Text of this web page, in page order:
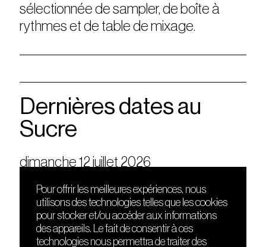
sélectionnée de sampler, de boîte à
rythmes et de table de mixage.
Dernières dates au
Sucre
dimanche 12 juillet 2026
DÉCOUVRIR
Le lieu
Contact
Presse
FRIENDS
Nuits sonores
HEAT
Hôtel71
Pour offrir les meilleures expériences, nous
utilisons des technologies telles que les cookies
pour stocker et/ou accéder aux informations
des appareils. Le fait de consentir à ces
technologies nous permettra de traiter des